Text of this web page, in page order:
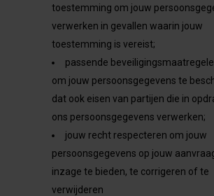
toestemming om jouw
verwerken in gevallen waarin jouw
toestemming is vereist;
passende
om jouw persoonsgegevens te
dat ook eisen van partijen die in
ons persoonsgegevens verwerken;
jouw recht respecteren om jouw
persoonsgegevens op jouw
inzage te bieden, te corrigeren of te
verwijderen